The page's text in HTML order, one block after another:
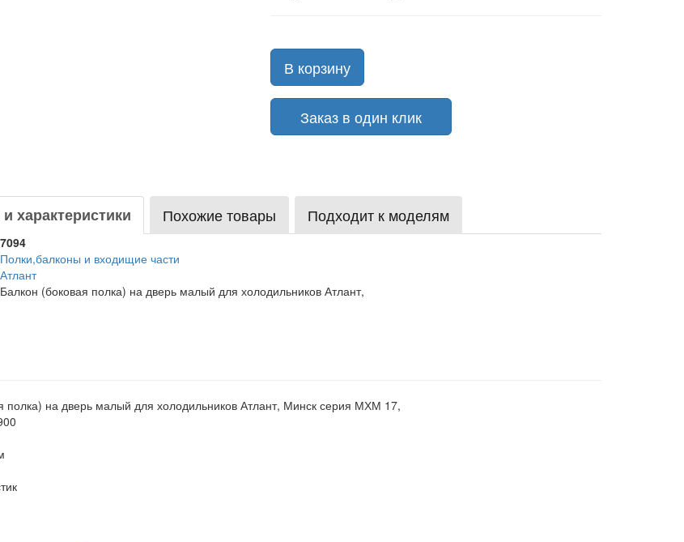
В корзину
Заказ в один клик
характеристики Похожие товары Подходит к моделям
7094
Полки,балконы и входищие части
Атлант
Балкон (боковая полка) на дверь малый для холодильников Атлант,
полка) на дверь малый для холодильников Атлант, Минск серия МХМ 17,